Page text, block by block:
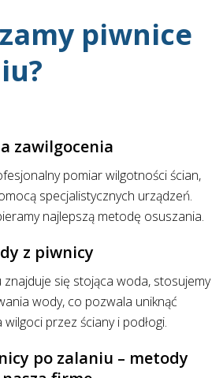
piwnice
zawilgocenia
pomiar wilgotności ścian,
specjalistycznych urządzeń.
najlepszą metodę osuszania.
z piwnicy
znajduje się stojąca woda, stosujemy
wody, co pozwala uniknąć
przez ściany i podłogi.
po zalaniu – metody